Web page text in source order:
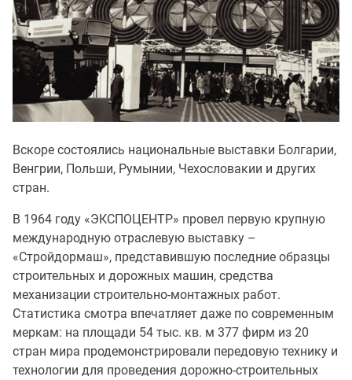
Вскоре состоялись национальные выставки Болгарии,
Венгрии, Польши, Румынии, Чехословакии и других
стран.
В 1964 году «ЭКСПОЦЕНТР» провел первую крупную
международную отраслевую выставку –
«Стройдормаш», представившую последние образцы
строительных и дорожных машин, средства
механизации строительно-монтажных работ.
Статистика смотра впечатляет даже по современным
меркам: на площади 54 тыс. кв. м 377 фирм из 20
стран мира продемонстрировали передовую технику и
технологии для проведения дорожно-строительных